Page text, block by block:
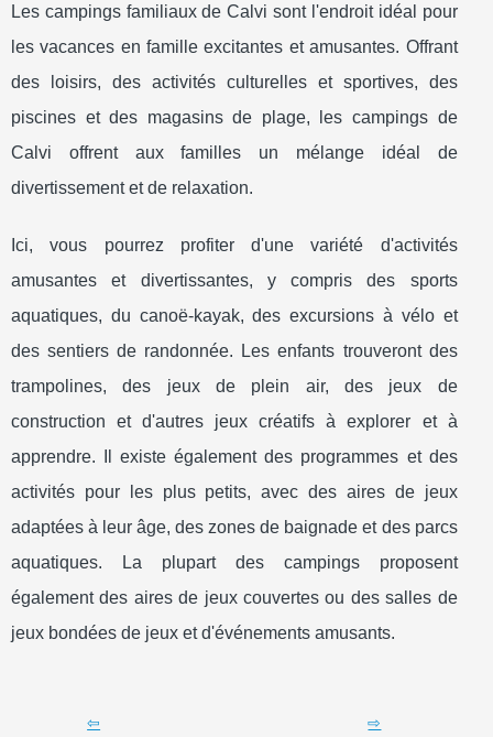
Les campings familiaux de Calvi sont l'endroit idéal pour
les vacances en famille excitantes et amusantes. Offrant
des loisirs, des activités culturelles et sportives, des
piscines et des magasins de plage, les campings de
Calvi offrent aux familles un mélange idéal de
divertissement et de relaxation.
Ici, vous pourrez profiter d'une variété d'activités
amusantes et divertissantes, y compris des sports
aquatiques, du canoë-kayak, des excursions à vélo et
des sentiers de randonnée. Les enfants trouveront des
trampolines, des jeux de plein air, des jeux de
construction et d'autres jeux créatifs à explorer et à
apprendre. Il existe également des programmes et des
activités pour les plus petits, avec des aires de jeux
adaptées à leur âge, des zones de baignade et des parcs
aquatiques. La plupart des campings proposent
également des aires de jeux couvertes ou des salles de
jeux bondées de jeux et d'événements amusants.